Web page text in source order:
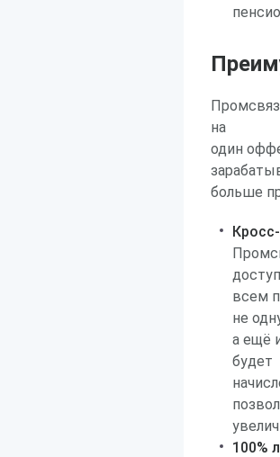
на
один
больше
всем
не
а ещё
будет
100%